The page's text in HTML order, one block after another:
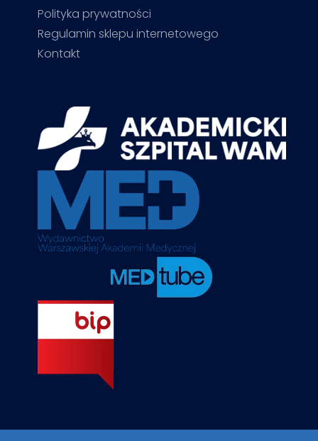
Polityka prywatności
Regulamin sklepu internetowego
Kontakt